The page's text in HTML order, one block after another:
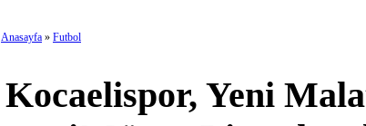
Anasayfa » Futbol
Kocaelispor, Yeni